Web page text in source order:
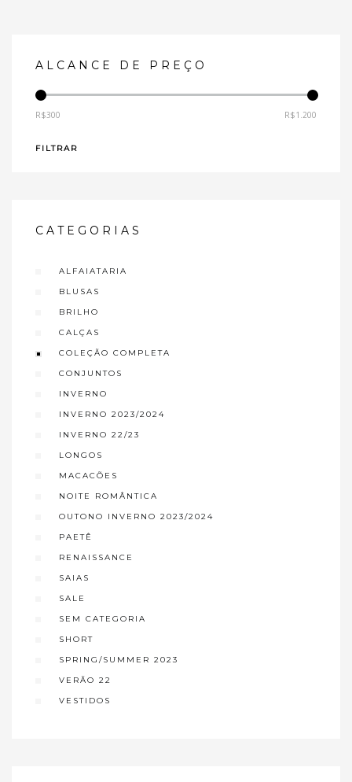
ALCANCE DE PREÇO
FILTRAR
R$300
R$1.200
CATEGORIAS
ALFAIATARIA
BLUSAS
BRILHO
CALÇAS
COLEÇÃO COMPLETA
CONJUNTOS
INVERNO
INVERNO 2023/2024
INVERNO 22/23
LONGOS
MACACÕES
NOITE ROMÂNTICA
OUTONO INVERNO 2023/2024
PAETÊ
RENAISSANCE
SAIAS
SALE
SEM CATEGORIA
SHORT
SPRING/SUMMER 2023
VERÃO 22
VESTIDOS